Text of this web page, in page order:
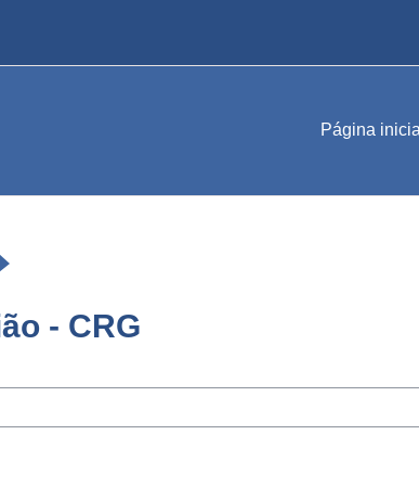
Página inicial
- CRG